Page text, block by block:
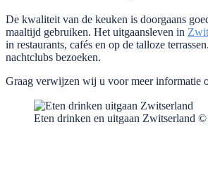
De kwaliteit van de keuken is doorgaans
maaltijd gebruiken. Het uitgaansleven in
in restaurants, cafés en op de talloze
nachtclubs bezoeken.
Graag verwijzen wij u voor meer informatie
Eten drinken en uitgaan Zwitserland